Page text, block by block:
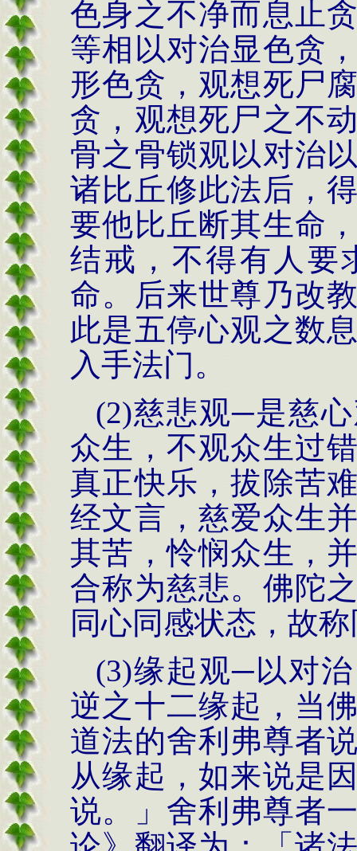
色身之不净而息止
等相以对治显色贪
形色贪，观想死尸
贪，观想死尸之不
骨之骨锁观以对治
诸比丘修此法后，
要他比丘断其生命
结戒，不得有人要
命。后来世尊乃改
此是五停心观之数
入手法门。
(2)慈悲观─是慈
众生，不观众生过
真正快乐，拔除苦
经文言，慈爱众生
其苦，怜悯众生，
合称为慈悲。佛陀
同心同感状态，故
(3)缘起观─以对
逆之十二缘起，当
道法的舍利弗尊者
从缘起，如来说是
说。」舍利弗尊者